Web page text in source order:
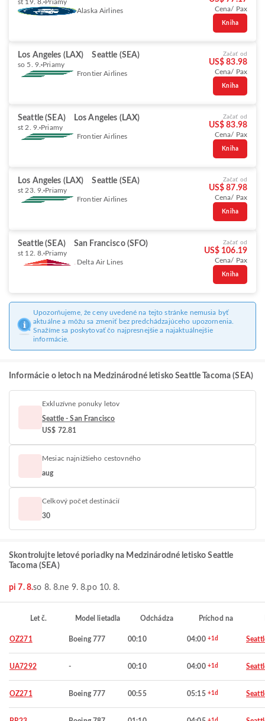
st 19. 8. Priamy
Alaska Airlines
Cena/ Pax
Kniha
Los Angeles (LAX) Seattle (SEA)
so 5. 9. Priamy
Frontier Airlines
Začať od
US$ 83.98
Cena/ Pax
Kniha
Seattle (SEA) Los Angeles (LAX)
st 2. 9. Priamy
Frontier Airlines
Začať od
US$ 83.98
Cena/ Pax
Kniha
Los Angeles (LAX) Seattle (SEA)
st 23. 9. Priamy
Frontier Airlines
Začať od
US$ 87.98
Cena/ Pax
Kniha
Seattle (SEA) San Francisco (SFO)
st 12. 8. Priamy
Delta Air Lines
Začať od
US$ 106.19
Cena/ Pax
Kniha
Upozorňujeme, že ceny uvedené na tejto stránke nemusia byť
aktuálne a môžu sa zmeniť bez predchádzajúceho upozornenia.
Snažíme sa poskytovať čo najpresnejšie a najaktuálnejšie
informácie.
Informácie o letoch na Medzinárodné letisko Seattle Tacoma (SEA)
Exkluzívne ponuky letov
Seattle - San Francisco
US$ 72.81
Mesiac najnižšieho cestovného
aug
Celkový počet destinácií
30
Skontrolujte letové poriadky na Medzinárodné letisko Seattle
Tacoma (SEA)
pi 7. 8.so 8. 8.ne 9. 8.po 10. 8.
Let č. Model lietadla Odchádza Príchod na
OZ271 Boeing 777 00:10 04:00 +1d
UA7292 - 00:10 04:00 +1d
OZ271 Boeing 777 00:55 05:15 +1d